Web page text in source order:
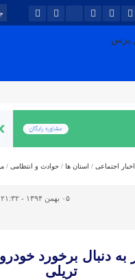
اخبار اجتماعی / استان ها / حوادث و انتظامی /
۰۵ بهمن ۱۳۹۴ - ۲۱:۳۲
دنبال برخورد
تریلی